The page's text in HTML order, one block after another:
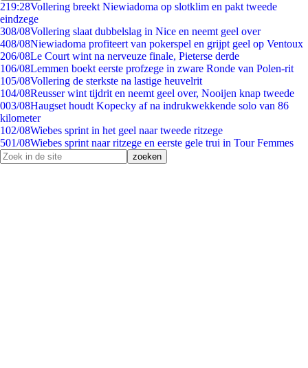
219:28Vollering breekt Niewiadoma op slotklim en pakt tweede
eindzege
308/08Vollering slaat dubbelslag in Nice en neemt geel over
408/08Niewiadoma profiteert van pokerspel en grijpt geel op Ventoux
206/08Le Court wint na nerveuze finale, Pieterse derde
106/08Lemmen boekt eerste profzege in zware Ronde van Polen-rit
105/08Vollering de sterkste na lastige heuvelrit
104/08Reusser wint tijdrit en neemt geel over, Nooijen knap tweede
003/08Haugset houdt Kopecky af na indrukwekkende solo van 86
kilometer
102/08Wiebes sprint in het geel naar tweede ritzege
501/08Wiebes sprint naar ritzege en eerste gele trui in Tour Femmes